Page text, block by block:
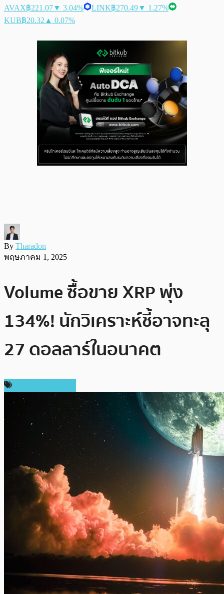
AVAX฿221.07▼ 3.04% LINK฿270.49▼ 1.27%
KUB฿20.32 ▲ 0.07%
By Tharadon
พฤษภาคม 1, 2025
Volume ซื้อขาย XRP พุ่ง
134%! นักวิเคราะห์ชี้อาจทะลุ
27 ดอลลาร์ในอนาคต